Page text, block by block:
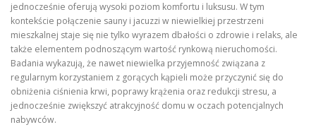
jednocześnie oferują wysoki poziom komfortu i luksusu. W tym
kontekście połączenie sauny i jacuzzi w niewielkiej przestrzeni
mieszkalnej staje się nie tylko wyrazem dbałości o zdrowie i relaks, ale
także elementem podnoszącym wartość rynkową nieruchomości.
Badania wykazują, że nawet niewielka przyjemność związana z
regularnym korzystaniem z gorących kąpieli może przyczynić się do
obniżenia ciśnienia krwi, poprawy krążenia oraz redukcji stresu, a
jednocześnie zwiększyć atrakcyjność domu w oczach potencjalnych
nabywców.